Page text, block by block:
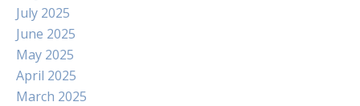
July 2025
June 2025
May 2025
April 2025
March 2025